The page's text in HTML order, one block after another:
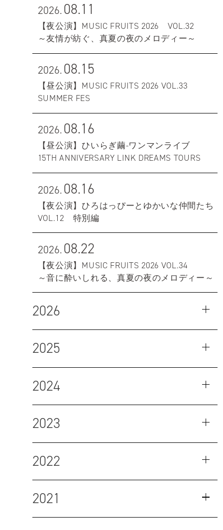
2026.08.11
【夜公演】MUSIC FRUITS 2026 VOL.32
～友情が紡ぐ、真夏の夜のメロディー～
2026.08.15
【昼公演】MUSIC FRUITS 2026 VOL.33
SUMMER FES
2026.08.16
【昼公演】ひいらぎ繭-ワンマンライブ
15TH ANNIVERSARY LINK DREAMS TOURS
2026.08.16
【夜公演】ひろはっぴーとゆかいな仲間たち
VOL.12 特別編
2026.08.22
【夜公演】MUSIC FRUITS 2026 VOL.34
～音に酔いしれる、真夏の夜のメロディー～
2026
2025
2024
2023
2022
2021